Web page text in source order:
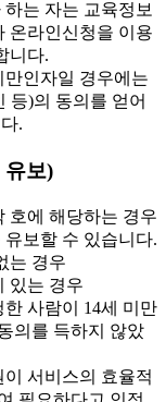
는 자는 교육정보
온라인신청을 이용
니다.
인자일 경우에는
등)의 동의를 얻어
.
유보)
에 해당하는 경우
보할 수 있습니다.
는 경우
있는 경우
사람이 14세 미만
의를 득하지 않았
서비스의 효율적